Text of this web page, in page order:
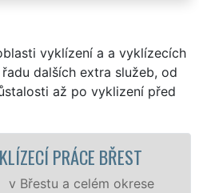
vyklízení a a vyklízecích
dalších extra služeb, od
až po vyklizení před
okrese